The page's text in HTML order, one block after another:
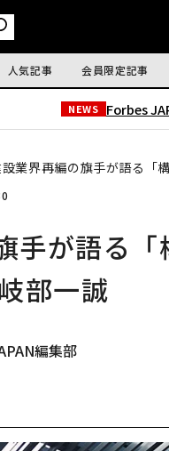
人気記事 会員限定記事
NEWS Forbes
業界再編の旗手が語る「
手が語る
部一誠
編集部